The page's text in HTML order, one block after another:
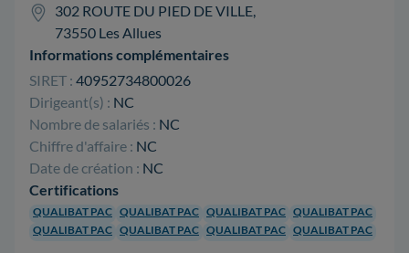
302 ROUTE DU PIED DE VILLE,
73550 Les Allues
Informations complémentaires
SIRET : 40952734800026
Dirigeant(s) : NC
Nombre de salariés : NC
Chiffre d'affaire : NC
Date de création : NC
Certifications
QUALIBAT PAC QUALIBAT PAC QUALIBAT PAC QUALIBAT PAC
QUALIBAT PAC QUALIBAT PAC QUALIBAT PAC QUALIBAT PAC